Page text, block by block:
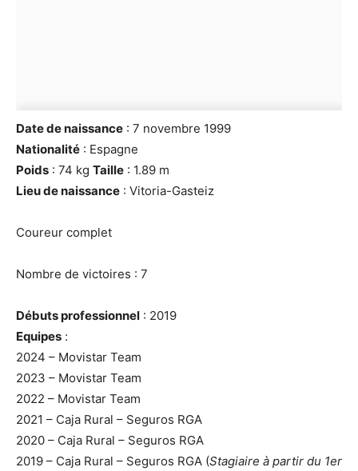
Date de naissance : 7 novembre 1999
Nationalité : Espagne
Poids : 74 kg Taille : 1.89 m
Lieu de naissance : Vitoria-Gasteiz
Coureur complet
Nombre de victoires : 7
Débuts professionnel : 2019
Equipes :
2024 – Movistar Team
2023 – Movistar Team
2022 – Movistar Team
2021 – Caja Rural – Seguros RGA
2020 – Caja Rural – Seguros RGA
2019 – Caja Rural – Seguros RGA (Stagiaire à partir du 1er